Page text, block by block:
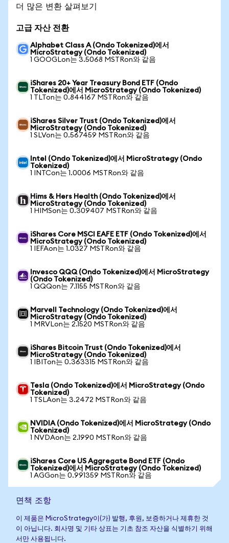
더 많은 변환 살펴보기
고급 자산 전환
Alphabet Class A (Ondo Tokenized)에서
MicroStrategy (Ondo Tokenized)
1 GOOGLon는 3.5068 MSTRon와 같음
iShares 20+ Year Treasury Bond ETF (Ondo
Tokenized)에서 MicroStrategy (Ondo Tokenized)
1 TLTon는 0.844167 MSTRon와 같음
iShares Silver Trust (Ondo Tokenized)에서
MicroStrategy (Ondo Tokenized)
1 SLVon는 0.567459 MSTRon와 같음
Intel (Ondo Tokenized)에서 MicroStrategy (Ondo
Tokenized)
1 INTCon는 1.0006 MSTRon와 같음
Hims & Hers Health (Ondo Tokenized)에서
MicroStrategy (Ondo Tokenized)
1 HIMSon는 0.309407 MSTRon와 같음
iShares Core MSCI EAFE ETF (Ondo Tokenized)에서
MicroStrategy (Ondo Tokenized)
1 IEFAon는 1.0327 MSTRon와 같음
Invesco QQQ (Ondo Tokenized)에서 MicroStrategy
(Ondo Tokenized)
1 QQQon는 7.1155 MSTRon와 같음
Marvell Technology (Ondo Tokenized)에서
MicroStrategy (Ondo Tokenized)
1 MRVLon는 2.1520 MSTRon와 같음
iShares Bitcoin Trust (Ondo Tokenized)에서
MicroStrategy (Ondo Tokenized)
1 IBITon는 0.363315 MSTRon와 같음
Tesla (Ondo Tokenized)에서 MicroStrategy (Ondo
Tokenized)
1 TSLAon는 3.2472 MSTRon와 같음
NVIDIA (Ondo Tokenized)에서 MicroStrategy (Ondo
Tokenized)
1 NVDAon는 2.1990 MSTRon와 같음
iShares Core US Aggregate Bond ETF (Ondo
Tokenized)에서 MicroStrategy (Ondo Tokenized)
1 AGGon는 0.991359 MSTRon와 같음
면책 조항
이 제품은 MicroStrategy이(가) 발행, 후원, 보증하거나 제휴한 것
이 아닙니다. 회사명 및 기타 상표는 기초 참조 자산을 식별하기 위해
서만 사용됩니다.